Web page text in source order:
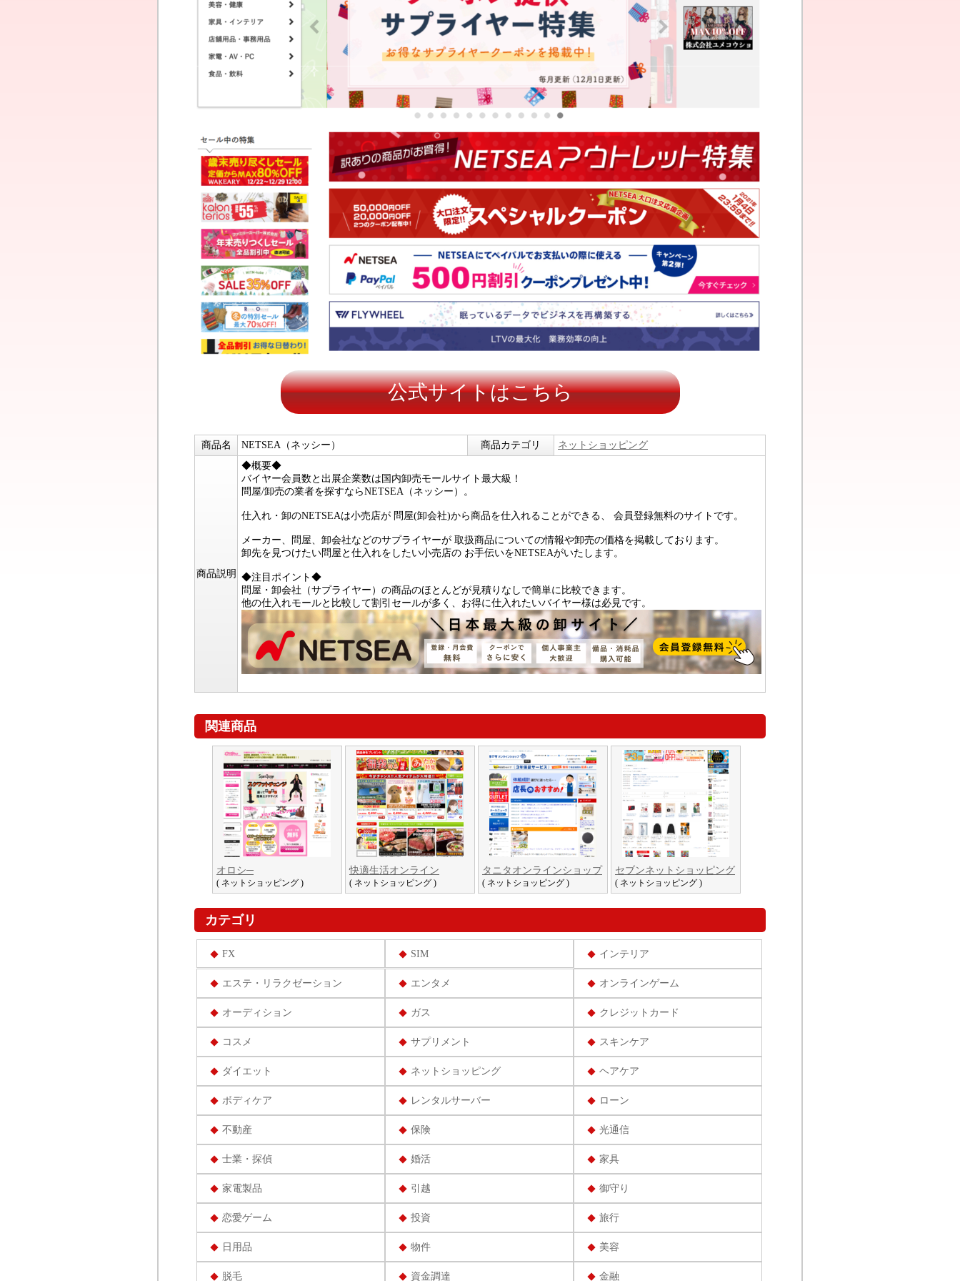
公式サイトはこちら
商品名 NETSEA（ネッシー） 商品カテゴリ ネットショッピング
商品説明
◆概要◆
バイヤー会員数と出展企業数は国内卸売モールサイト最大級！
問屋/卸売の業者を探すならNETSEA（ネッシー）。
仕入れ・卸のNETSEAは小売店が 問屋(卸会社)から商品を仕入れることができる、 会員登録無料のサイトです。
メーカー、問屋、卸会社などのサプライヤーが 取扱商品についての情報や卸売の価格を掲載しております。
卸先を見つけたい問屋と仕入れをしたい小売店の お手伝いをNETSEAがいたします。
◆注目ポイント◆
問屋・卸会社（サプライヤー）の商品のほとんどが見積りなしで簡単に比較できます。
他の仕入れモールと比較して割引セールが多く、お得に仕入れたいバイヤー様は必見です。
関連商品
オロシ─
( ネットショッピング )
快適生活オンライン
( ネットショッピング )
タニタオンラインショップ
( ネットショッピング )
セブンネットショッピング
( ネットショッピング )
カテゴリ
FX SIM インテリア
エステ・リラクゼーション エンタメ オンラインゲーム
オーディション ガス クレジットカード
コスメ サプリメント スキンケア
ダイエット ネットショッピング ヘアケア
ボディケア レンタルサーバー ローン
不動産 保険 光通信
士業・探偵 婚活 家具
家電製品 引越 御守り
恋愛ゲーム 投資 旅行
日用品 物件 美容
脱毛 資金調達 金融